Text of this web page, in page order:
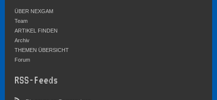
ÜBER NEXGAM
Team
ARTIKEL FINDEN
Archiv
THEMEN ÜBERSICHT
Forum
RSS-Feeds